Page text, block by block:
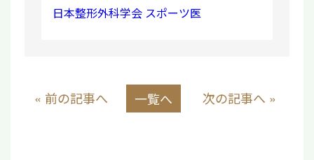
日本整形外科学会 スポーツ医
« 前の記事へ 一覧へ 次の記事へ »